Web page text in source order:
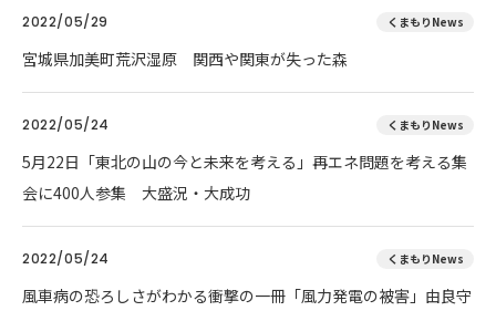
2022/05/29 くまもりNews
宮城県加美町荒沢湿原 関西や関東が失った森
2022/05/24 くまもりNews
5月22日「東北の山の今と未来を考える」再エネ問題を考える集
会に400人参集 大盛況・大成功
2022/05/24 くまもりNews
風車病の恐ろしさがわかる衝撃の一冊「風力発電の被害」由良守